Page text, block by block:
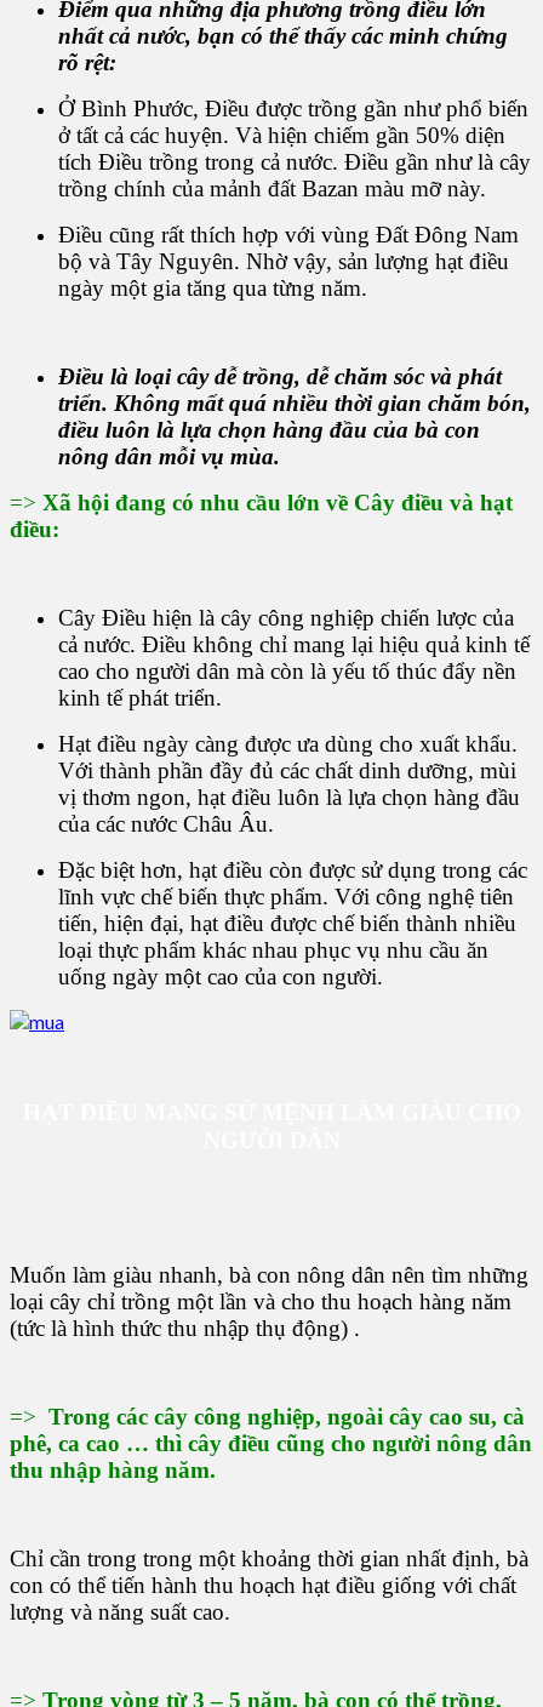
Điểm qua những địa phương trồng điều lớn
nhất cả nước, bạn có thể thấy các minh chứng
rõ rệt:
Ở Bình Phước, Điều được trồng gần như phổ biến
ở tất cả các huyện. Và hiện chiếm gần 50% diện
tích Điều trồng trong cả nước. Điều gần như là cây
trồng chính của mảnh đất Bazan màu mỡ này.
Điều cũng rất thích hợp với vùng Đất Đông Nam
bộ và Tây Nguyên. Nhờ vậy, sản lượng hạt điều
ngày một gia tăng qua từng năm.
Điều là loại cây dễ trồng, dễ chăm sóc và phát
triển. Không mất quá nhiều thời gian chăm bón,
điều luôn là lựa chọn hàng đầu của bà con
nông dân mỗi vụ mùa.
=> Xã hội đang có nhu cầu lớn về Cây điều và hạt
điều:
Cây Điều hiện là cây công nghiệp chiến lược của
cả nước. Điều không chỉ mang lại hiệu quả kinh tế
cao cho người dân mà còn là yếu tố thúc đẩy nền
kinh tế phát triển.
Hạt điều ngày càng được ưa dùng cho xuất khẩu.
Với thành phần đầy đủ các chất dinh dưỡng, mùi
vị thơm ngon, hạt điều luôn là lựa chọn hàng đầu
của các nước Châu Âu.
Đặc biệt hơn, hạt điều còn được sử dụng trong các
lĩnh vực chế biến thực phẩm. Với công nghệ tiên
tiến, hiện đại, hạt điều được chế biến thành nhiều
loại thực phẩm khác nhau phục vụ nhu cầu ăn
uống ngày một cao của con người.
Muốn làm giàu nhanh, bà con nông dân nên tìm những
loại cây chỉ trồng một lần và cho thu hoạch hàng năm
(tức là hình thức thu nhập thụ động) .
=> Trong các cây công nghiệp, ngoài cây cao su, cà
phê, ca cao … thì cây điều cũng cho người nông dân
thu nhập hàng năm.
Chỉ cần trong trong một khoảng thời gian nhất định, bà
con có thể tiến hành thu hoạch hạt điều giống với chất
lượng và năng suất cao.
=> Trong vòng từ 3 – 5 năm, bà con có thể trồng,